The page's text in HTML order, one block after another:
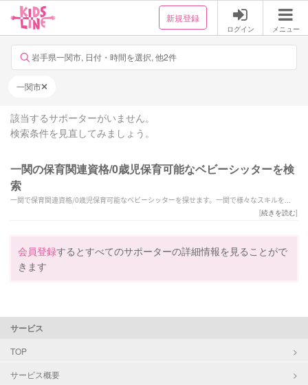
新規登録
ログイン メニュー
岩手県一関市, 日付・時間を選択, 他2件
一関市
該当するサポーターがいません。
検索条件を見直してみましょう。
一関の保育関連資格/0歳児保育可能なベビーシッターを検
索
一関で保育関連資格/0歳児保育可能なベビーシッターを探せます。一関で様々なスキルを持
[続きを読む]
会員登録するとすべてのサポーターの詳細情報を見ることがで
きます
サービス
TOP
サービス概要